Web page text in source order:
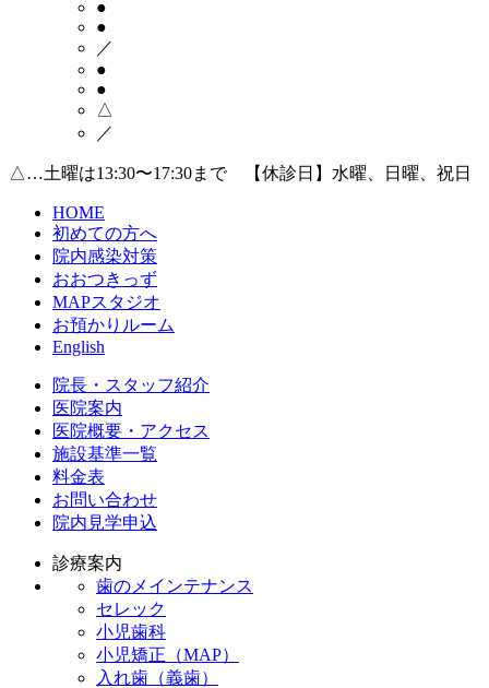
●
●
／
●
●
△
／
△…土曜は13:30〜17:30まで 【休診日】水曜、日曜、祝日
HOME
初めての方へ
院内感染対策
おおつきっず
MAPスタジオ
お預かりルーム
English
院長・スタッフ紹介
医院案内
医院概要・アクセス
施設基準一覧
料金表
お問い合わせ
院内見学申込
診療案内
歯のメインテナンス
セレック
小児歯科
小児矯正（MAP）
入れ歯（義歯）